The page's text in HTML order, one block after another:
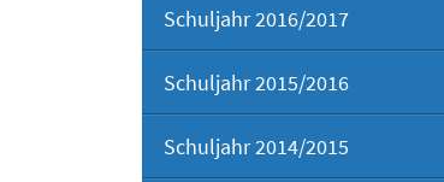
Schuljahr 2016/2017
Schuljahr 2015/2016
Schuljahr 2014/2015